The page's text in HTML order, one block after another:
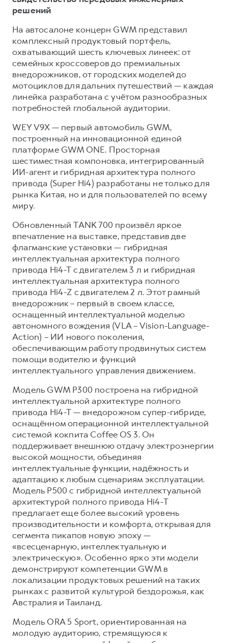
решений
На автосалоне концерн GWM представил
комплексный продуктовый портфель,
охватывающий шесть ключевых линеек: от
семейных кроссоверов до премиальных
внедорожников, от городских моделей до
мотоциклов для дальних путешествий — каждая
линейка разработана с учётом разнообразных
потребностей глобальной аудитории.
WEY V9X — первый автомобиль GWM,
построенный на инновационной единой
платформе GWM ONE. Просторная
шестиместная компоновка, интегрированный
ИИ-агент и гибридная архитектура полного
привода (Super Hi4) разработаны не только для
рынка Китая, но и для пользователей по всему
миру.
Обновленный TANK 700 произвёл яркое
впечатление на выставке, представив две
флагманские установки — гибридная
интеллектуальная архитектура полного
привода Hi4-T с двигателем 3 л и гибридная
интеллектуальная архитектура полного
привода Hi4-Z с двигателем 2 л. Этот рамный
внедорожник – первый в своем классе,
оснащенный интеллектуальной моделью
автономного вождения (VLA – Vision-Language-
Action) – ИИ нового поколения,
обеспечивающим работу продвинутых систем
помощи водителю и функций
интеллектуального управления движением.
Модель GWM P300 построена на гибридной
интеллектуальной архитектуре полного
привода Hi4-T — внедорожном супер-гибриде,
оснащённом операционной интеллектуальной
системой кокпита Coffee OS 3. Он
поддерживает внешнюю отдачу электроэнергии
высокой мощности, объединяя
интеллектуальные функции, надёжность и
адаптацию к любым сценариям эксплуатации.
Модель P500 с гибридной интеллектуальной
архитектурой полного привода Hi4-T
предлагает еще более высокий уровень
производительности и комфорта, открывая для
сегмента пикапов новую эпоху —
«всесценарную, интеллектуальную и
электрическую». Особенно ярко эти модели
демонстрируют компетенции GWM в
локализации продуктовых решений на таких
рынках с развитой культурой бездорожья, как
Австралия и Таиланд.
Модель ORA 5 Sport, ориентированная на
молодую аудиторию, стремящуюся к